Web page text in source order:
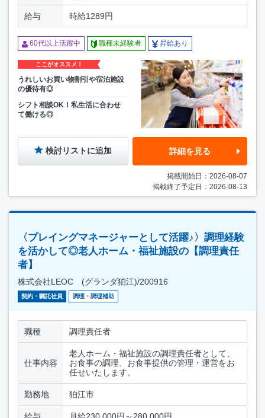
給与 時給1289円
60代以上活躍中 職種未経験者 昇給あり
ここがオススメ！
うれしいお買い物割引や宿泊施設
の優待有◎
シフト相談OK！私生活に合わせ
て働ける◎
検討リストに追加 詳細を見る
掲載開始日：2026-08-07
掲載終了予定日：2026-08-13
〈プレイングマネージャーとして活躍♪〉調理経験
を活かして◎老人ホーム・福祉施設の【調理責任
者】
株式会社LEOC (グランダ狛江)/200916
契約・嘱託社員 調理・調理補助
職種 調理責任者
仕事内容
老人ホーム・福祉施設の調理責任者として、
お食事の調理、お食事提供の管理・運営をお
任せいたします。
勤務地 狛江市
給与 月給230,000円～280,000円